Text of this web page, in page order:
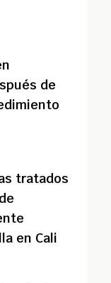
de
tratados
en Cali